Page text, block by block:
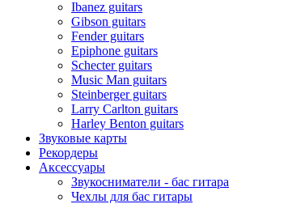
Ibanez guitars
Gibson guitars
Fender guitars
Epiphone guitars
Schecter guitars
Music Man guitars
Steinberger guitars
Larry Carlton guitars
Harley Benton guitars
Звуковые карты
Рекордеры
Аксессуары
Звукосниматели - бас гитара
Чехлы для бас гитары